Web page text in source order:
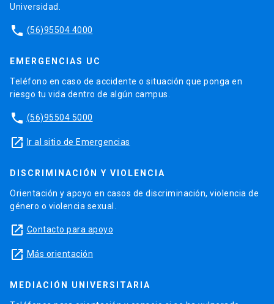
Universidad.
phone (56)95504 4000
EMERGENCIAS UC
Teléfono en caso de accidente o situación que ponga en
riesgo tu vida dentro de algún campus.
phone (56)95504 5000
launch Ir al sitio de Emergencias
DISCRIMINACIÓN Y VIOLENCIA
Orientación y apoyo en casos de discriminación, violencia de
género o violencia sexual.
launch Contacto para apoyo
launch Más orientación
MEDIACIÓN UNIVERSITARIA